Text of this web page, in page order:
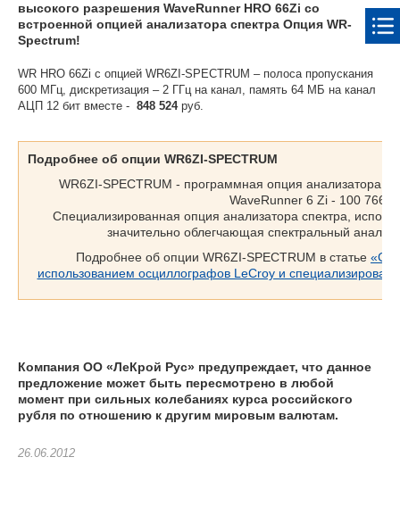
высокого разрешения WaveRunner HRO 66Zi со
встроенной опцией анализатора спектра Опция WR-
Spectrum!
WR HRO 66Zi с опцией WR6ZI-SPECTRUM – полоса пропускания
600 МГц, дискретизация – 2 ГГц на канал, память 64 МБ на канал
АЦП 12 бит вместе - 848 524руб.
Подробнее об опции WR6ZI-SPECTRUM
WR6ZI-SPECTRUM - программная опция анализатора
WaveRunner 6 Zi - 100 766
Cпециализированная опция анализатора спектра,
значительно облегчающая спектральный анализ
Подробнее об опции WR6ZI-SPECTRUM в статье
использованием осциллографов LeCroy и
Компания ОО «ЛеКрой Рус» предупреждает, что данное
предложение может быть пересмотрено в любой
момент при сильных колебаниях курса российского
рубля по отношению к другим мировым валютам.
26.06.2012